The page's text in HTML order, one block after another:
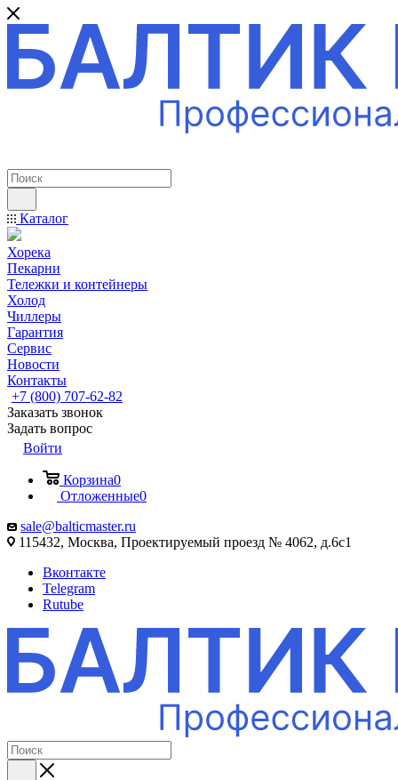
Каталог
Хорека
Пекарни
Тележки и контейнеры
Холод
Чиллеры
Гарантия
Сервис
Новости
Контакты
+7 (800) 707-62-82
Заказать звонок
Задать вопрос
Войти
Корзина0
Отложенные0
sale@balticmaster.ru
115432, Москва, Проектируемый проезд № 4062, д.6с1
Вконтакте
Telegram
Rutube